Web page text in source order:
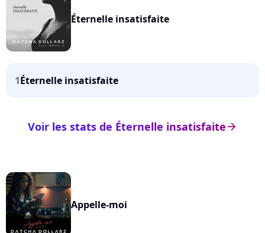
Éternelle insatisfaite
1Éternelle insatisfaite
arrow_right
Voir les stats de Éternelle insatisfaite
Appelle-moi